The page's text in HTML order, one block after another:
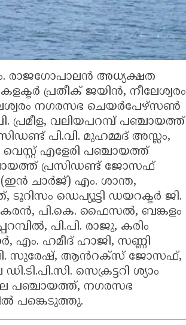
രാജഗോപാലൻ അധ്യക്ഷത
പ്രതീക് ജയിൻ, നീലേശ്വരം
നഗരസഭ ചെയർപേഴ്സൺ
പ്രമീള, വലിയപറമ്പ് പഞ്ചായത്ത്
പി.വി. മുഹമ്മദ് അസ്ലം,
എളേരി പഞ്ചായത്ത്
പ്രസിഡണ്ട് ജോസഫ്
(ഇൻ ചാർജ്) എം. ശാന്ത,
ഡെപ്യൂട്ടി ഡയറക്ടർ ജി.
പി.കെ. ഫൈസൽ, ബങ്കളം
പി.പി. രാജു, കരിം
ഹമീദ് ഹാജി, സണ്ണി
സുരേഷ്, ആൻറക്സ് ജോസഫ്,
സെക്രട്ടറി ശ്യാം
പഞ്ചായത്ത്, നഗരസഭ
പങ്കെടുത്തു.